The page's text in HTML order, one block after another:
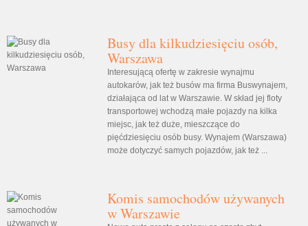
Busy dla kilkudziesięciu osób,
Warszawa
Interesującą ofertę w zakresie wynajmu
autokarów, jak też busów ma firma Buswynajem,
działająca od lat w Warszawie. W skład jej floty
transportowej wchodzą małe pojazdy na kilka
miejsc, jak też duże, mieszczące do
pięćdziesięciu osób busy. Wynajem (Warszawa)
może dotyczyć samych pojazdów, jak też ...
Komis samochodów używanych
w Warszawie